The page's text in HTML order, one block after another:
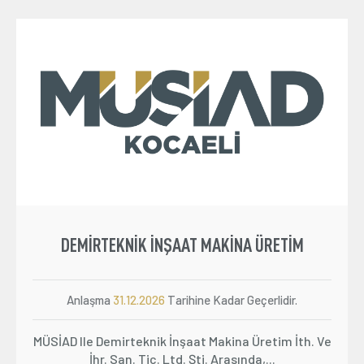
E-İşlemler
İletişim Hakkımızda Galeri
DEMIRTEKNIK İNŞAAT MAKINA ÜRETIM
Anlaşma 31.12.2026 Tarihine Kadar Geçerlidir.
MÜSİAD Ile Demirteknik İnşaat Makina Üretim İth. Ve
İhr. San. Tic. Ltd. Şti. Arasında,...